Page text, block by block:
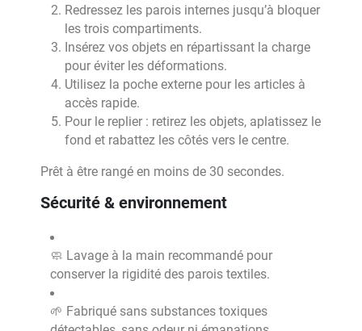
Redressez les parois internes jusqu’à bloquer
les trois compartiments.
Insérez vos objets en répartissant la charge
pour éviter les déformations.
Utilisez la poche externe pour les articles à
accès rapide.
Pour le replier : retirez les objets, aplatissez le
fond et rabattez les côtés vers le centre.
Prêt à être rangé en moins de 30 secondes.
Sécurité & environnement
🧼 Lavage à la main recommandé pour
conserver la rigidité des parois textiles.
🌱 Fabriqué sans substances toxiques